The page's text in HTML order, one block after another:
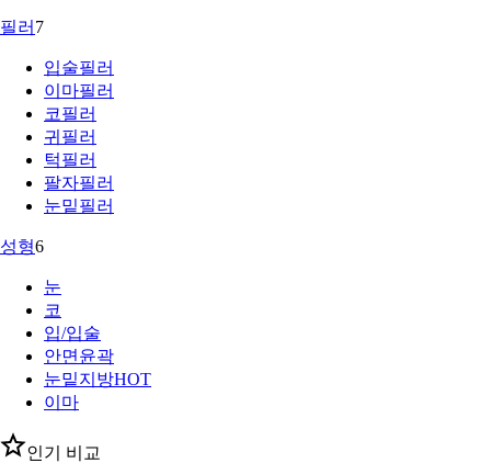
필러 7
입술필러
이마필러
코필러
귀필러
턱필러
팔자필러
눈밑필러
성형6
눈
코
입/입술
안면윤곽
눈밑지방HOT
이마
인기 비교